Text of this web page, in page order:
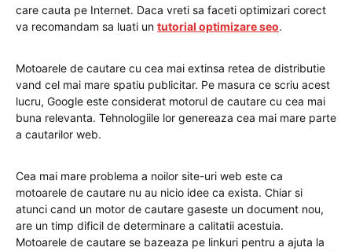
care cauta pe Internet. Daca vreti sa faceti optimizari corect
va recomandam sa luati un tutorial optimizare seo.
Motoarele de cautare cu cea mai extinsa retea de distributie
vand cel mai mare spatiu publicitar. Pe masura ce scriu acest
lucru, Google este considerat motorul de cautare cu cea mai
buna relevanta. Tehnologiile lor genereaza cea mai mare parte
a cautarilor web.
Cea mai mare problema a noilor site-uri web este ca
motoarele de cautare nu au nicio idee ca exista. Chiar si
atunci cand un motor de cautare gaseste un document nou,
are un timp dificil de determinare a calitatii acestuia.
Motoarele de cautare se bazeaza pe linkuri pentru a ajuta la